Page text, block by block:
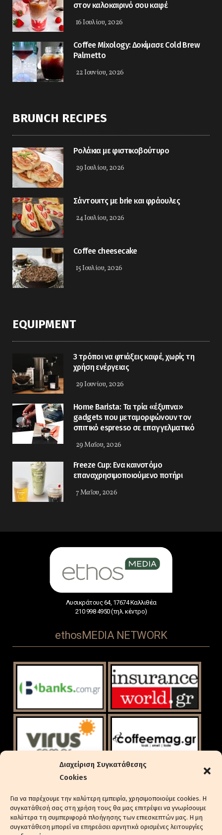
Διαχείριση Συγκατάθεσης
Cookies
Για να παρέχουμε την καλύτερη εμπειρία, χρησιμοποιούμε cookies. Η
συγκατάθεσή σας στη χρήση τους θα μας επιτρέψει να γνωρίσουμε
καλύτερα τη συμπεριφορά πλοήγησης των επιεσκεπτών μας. Η μη
συγκατάθεση μπορεί να επηρεάσει αρνητικά ορισμένες λειτουργίες
στον καλοκαιρινό σου καφέ
16 Ιουλίου, 2026
Coffee Mixology: Δοκίμασε Cold Brew
Palmetto
22 Ιουνίου, 2026
BRUNCH RECIPES
Ρολάκια με φιστικοβούτυρο
29 Ιουλίου, 2026
Σάντουιτς με brie και φράουλες
24 Ιουλίου, 2026
Coffee cheesecake
15 Ιουλίου, 2026
EQUIPMENT
3 τρόποι να φτιάξεις καφέ, χωρίς τη
χρήση ενέργειας
29 Ιουνίου, 2026
Home Barista: Τα τρία «έξυπνα»
gadgets που μεταμορφώνουν τον
σπιτικό espresso σε επαγγελματικό
29 Μαΐου, 2026
Freeze Cup: Eνα καινοτόμο
επαναχρησιμοποιούμενο ποτήρι
7 Μαΐου, 2026
Λυσικράτους 64, 17674 Καλλιθέα
210 998 4950 (τηλ. κέντρο)
ethosMEDIA NETWORK